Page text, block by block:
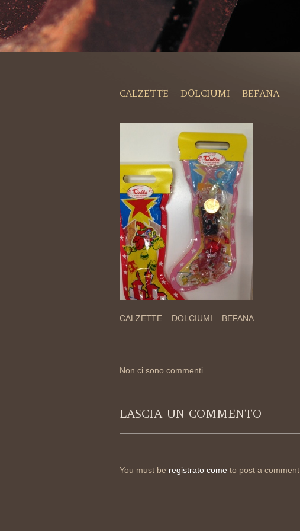
CALZETTE – DOLCIUMI – BEFANA
CALZETTE – DOLCIUMI – BEFANA
Non ci sono commenti
LASCIA UN COMMENTO
You must be registrato come to post a comment.